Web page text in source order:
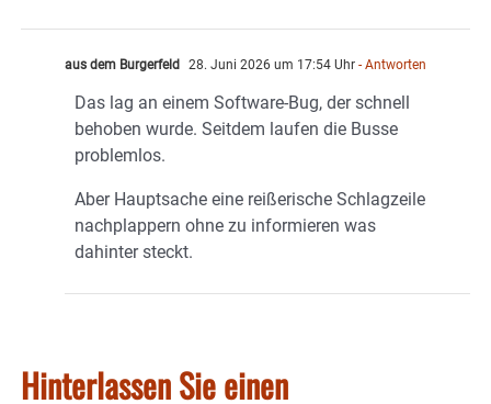
aus dem Burgerfeld 28. Juni 2026 um 17:54 Uhr - Antworten
Das lag an einem Software-Bug, der schnell
behoben wurde. Seitdem laufen die Busse
problemlos.
Aber Hauptsache eine reißerische Schlagzeile
nachplappern ohne zu informieren was
dahinter steckt.
Hinterlassen Sie einen